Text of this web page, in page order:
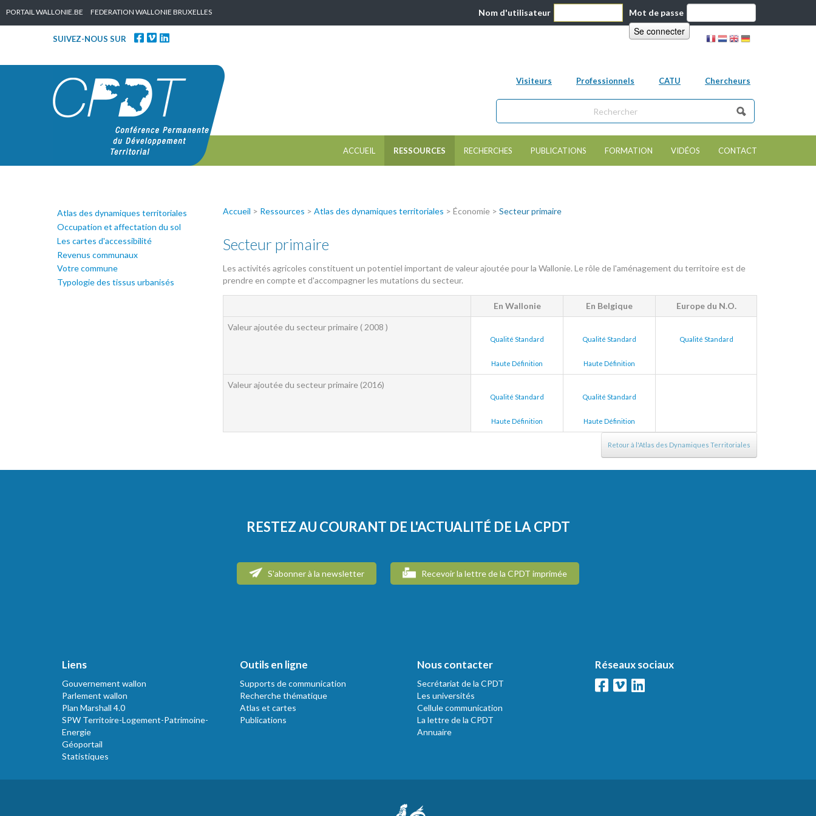
PORTAIL WALLONIE.BE FEDERATION WALLONIE BRUXELLES Nom d'utilisateur Mot de passe
SUIVEZ-NOUS SUR
Visiteurs Professionnels CATU Chercheurs
Formulaire de recherche
Chercher dans ce site
ACCUEIL RESSOURCES RECHERCHES PUBLICATIONS FORMATION VIDÉOS CONTACT
Atlas des dynamiques territoriales
Occupation et affectation du sol
Les cartes d'accessibilité
Revenus communaux
Votre commune
Typologie des tissus urbanisés
Accueil > Ressources > Atlas des dynamiques territoriales > Économie > Secteur primaire
Secteur primaire
Les activités agricoles constituent un potentiel important de valeur ajoutée pour la Wallonie. Le rôle de l'aménagement du territoire est de
prendre en compte et d'accompagner les mutations du secteur.
En Wallonie En Belgique Europe du N.O.
Valeur ajoutée du secteur primaire ( 2008 )
Qualité Standard
Haute Définition
Qualité Standard
Haute Définition
Qualité Standard
Valeur ajoutée du secteur primaire (2016)
Qualité Standard
Haute Définition
Qualité Standard
Haute Définition
Retour à l'Atlas des Dynamiques Territoriales
RESTEZ AU COURANT DE L'ACTUALITÉ DE LA CPDT
S'abonner à la newsletter Recevoir la lettre de la CPDT imprimée
Liens
Gouvernement wallon
Parlement wallon
Plan Marshall 4.0
SPW Territoire-Logement-Patrimoine-
Energie
Géoportail
Statistiques
Outils en ligne
Supports de communication
Recherche thématique
Atlas et cartes
Publications
Nous contacter
Secrétariat de la CPDT
Les universités
Cellule communication
La lettre de la CPDT
Annuaire
Réseaux sociaux